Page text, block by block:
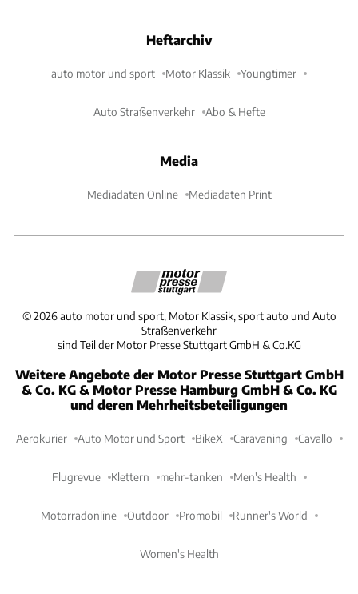
Heftarchiv
auto motor und sport Motor Klassik Youngtimer
Auto Straßenverkehr Abo & Hefte
Media
Mediadaten Online Mediadaten Print
©2026 auto motor und sport, Motor Klassik, sport auto und Auto
Straßenverkehr
sind Teil der Motor Presse Stuttgart GmbH & Co.KG
Weitere Angebote der Motor Presse Stuttgart GmbH
& Co. KG & Motor Presse Hamburg GmbH & Co. KG
und deren Mehrheitsbeteiligungen
Aerokurier Auto Motor und Sport BikeX Caravaning Cavallo
Flugrevue Klettern mehr-tanken Men's Health
Motorradonline Outdoor Promobil Runner's World
Women's Health